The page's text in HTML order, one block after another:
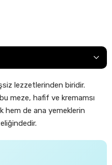
lezzetlerinden biridir.
meze, hafif ve kremamsı
hem de ana yemeklerin